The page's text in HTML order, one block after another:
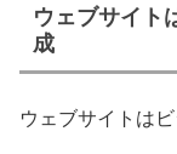
ウェブサイト
成
ウェブサイトは